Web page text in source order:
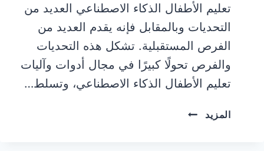
تعليم الأطفال الذكاء الاصطناعي العديد من
التحديات وبالمقابل فإنه يقدم العديد من
الفرص المستقبلية. تشكل هذه التحديات
والفرص تحولًا كبيرًا في مجال أدوات وآليات
تعليم الأطفال الذكاء الاصطناعي، وتسلط…
المزيد
مستقبل